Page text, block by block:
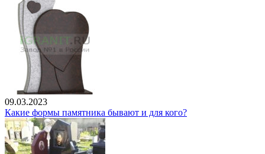
09.03.2023
Какие формы памятника бывают и для кого?